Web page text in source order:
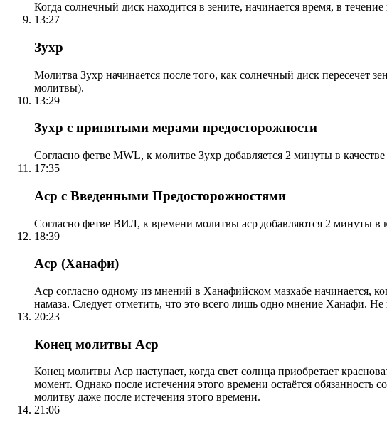
Когда солнечный диск находится в зените, начинается время, в
13:27
Зухр
Молитва Зухр начинается после того, как солнечный диск пересечет
молитвы).
13:29
Зухр с принятыми мерами предосторожности
Согласно фетве MWL, к молитве Зухр добавляется 2 минуты в
17:35
Аср с Введенными Предосторожностями
Согласно фетве ВИЛ, к времени молитвы аср добавляются 2 минуты в
18:39
Аср (Ханафи)
Аср согласно одному из мнений в Ханафийском мазхабе начинается,
намаза. Следует отметить, что это всего лишь одно мнение Ханафи.
20:23
Конец молитвы Аср
Конец молитвы Аср наступает, когда свет солнца приобретает
момент. Однако после истечения этого времени остаётся
молитву даже после истечения этого времени.
21:06